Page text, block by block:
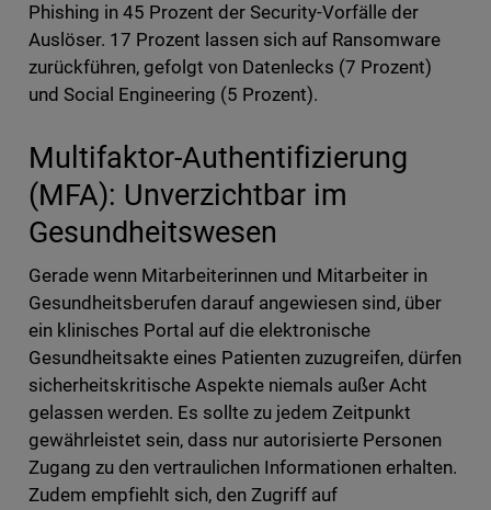
Phishing in 45 Prozent der Security-Vorfälle der
Auslöser. 17 Prozent lassen sich auf Ransomware
zurückführen, gefolgt von Datenlecks (7 Prozent)
und Social Engineering (5 Prozent).
Multifaktor-Authentifizierung
(MFA): Unverzichtbar im
Gesundheitswesen
Gerade wenn Mitarbeiterinnen und Mitarbeiter in
Gesundheitsberufen darauf angewiesen sind, über
ein klinisches Portal auf die elektronische
Gesundheitsakte eines Patienten zuzugreifen, dürfen
sicherheitskritische Aspekte niemals außer Acht
gelassen werden. Es sollte zu jedem Zeitpunkt
gewährleistet sein, dass nur autorisierte Personen
Zugang zu den vertraulichen Informationen erhalten.
Zudem empfiehlt sich, den Zugriff auf